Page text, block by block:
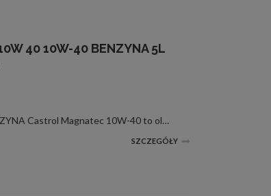
40 10W-40 BENZYNA 5L
CASTROL MAGNATEC 10W40 5L BENZYNA Castrol Magnatec 10W-40 to olej półsyntetyczny, który dzięki formule Inteligentnych Molekuł zapewnia ciągłą ochronę silnika już od chwili rozruchu.Castrol Magnatec zawiera unikalną formułę Inteligentnych Molekuł, któr...
SZCZEGÓŁY